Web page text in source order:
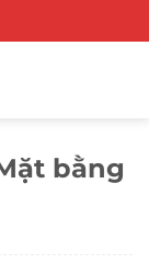
bằng